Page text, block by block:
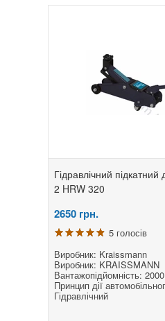
Гідравлічний
2 HRW 320
2650 грн.
5 голосів
Виробник: Kraissmann
Виробник: KRAISSMANN
Вантажопідйомність:
Принцип дії
Гідравлічний